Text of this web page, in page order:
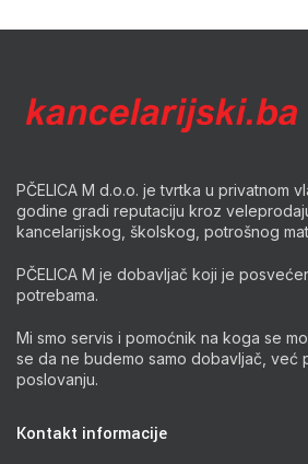
PČELICA M d.o.o. je tvrtka u privatnom
godine gradi reputaciju kroz
kancelarijskog, školskog, potrošnog
PČELICA M je dobavljač koji je
potrebama.
Mi smo servis i pomoćnik na koga se
se da ne budemo samo dobavljač, već
poslovanju.
Kontakt informacije